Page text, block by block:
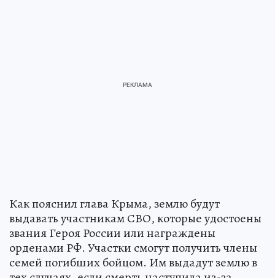
Как пояснил глава Крыма, землю будут
выдавать участникам СВО, которые удостоены
звания Героя России или награждены
орденами РФ. Участки смогут получить члены
семей погибших бойцом. Им выдадут землю в